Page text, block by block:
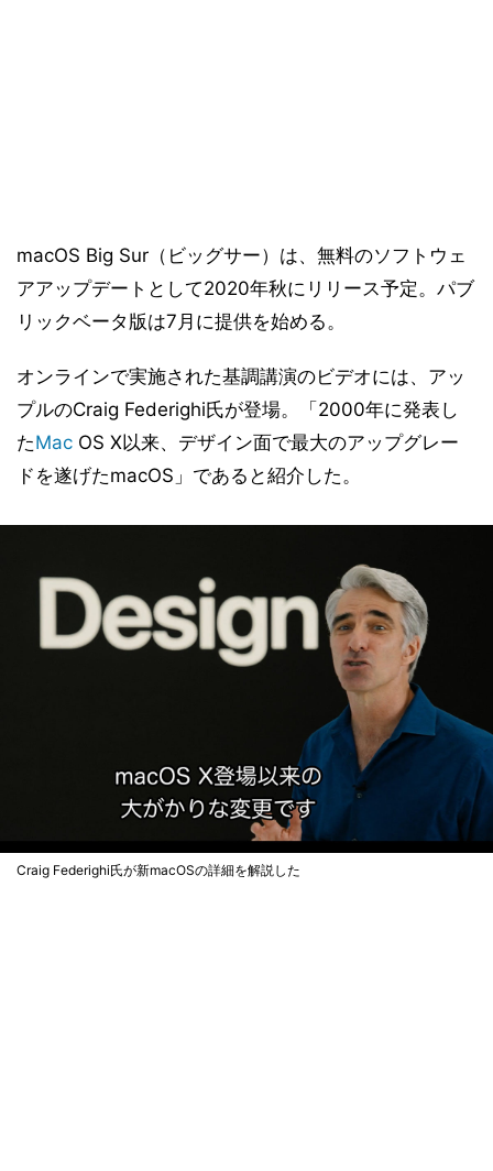
macOS Big Sur（ビッグサー）は、無料のソフトウェ
アアップデートとして2020年秋にリリース予定。パブ
リックベータ版は7月に提供を始める。
オンラインで実施された基調講演のビデオには、アッ
プルのCraig Federighi氏が登場。「2000年に発表し
たMac OS X以来、デザイン面で最大のアップグレー
ドを遂げたmacOS」であると紹介した。
Craig Federighi氏が新macOSの詳細を解説した